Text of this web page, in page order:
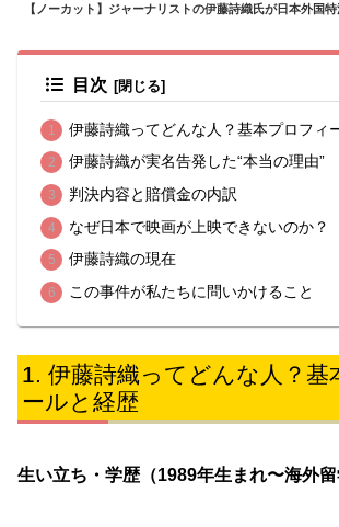
【ノーカット】ジャーナリストの伊藤詩織氏が日本外国
目次
伊藤詩織ってどんな人？基本プロフィ
伊藤詩織が実名告発した“本当の理由”
判決内容と賠償金の内訳
なぜ日本で映画が上映できないのか？
伊藤詩織の現在
この事件が私たちに問いかけること
伊藤詩織ってどんな人？基
ールと経歴
生い立ち・学歴（1989年生まれ〜海外留